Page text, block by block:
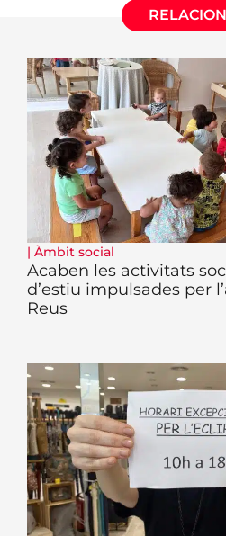
| Àmbit social
Acaben les activitats
d’estiu impulsades per
Reus